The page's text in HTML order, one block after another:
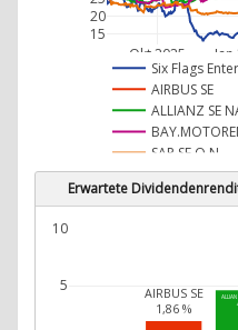
Okt 2025
15
20
Six Flags
AIRBUS SE
ALLIANZ SE
SAP SE O.N.
Erwartete
AIRBUS SE
1,86 %
5
10